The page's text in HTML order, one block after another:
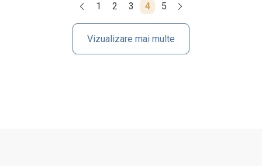
1 2 3 4 5
Vizualizare mai multe